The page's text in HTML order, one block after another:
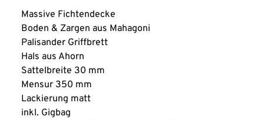
Massive Fichtendecke
Boden & Zargen aus Mahagoni
Palisander Griffbrett
Hals aus Ahorn
Sattelbreite 30 mm
Mensur 350 mm
Lackierung matt
inkl. Gigbag